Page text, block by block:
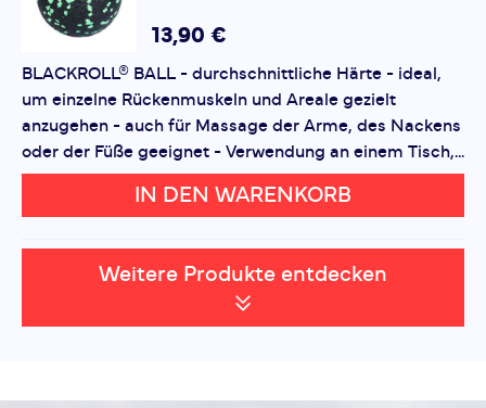
13,90 €
BLACKROLL® BALL - durchschnittliche Härte - ideal,
um einzelne Rückenmuskeln und Areale gezielt
anzugehen - auch für Massage der Arme, des Nackens
oder der Füße geeignet - Verwendung an einem Tisch,...
IN DEN WARENKORB
Weitere Produkte entdecken